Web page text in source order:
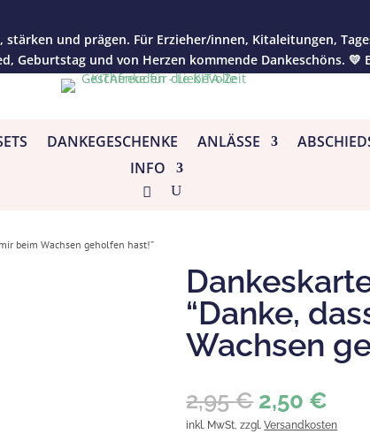
und prägen. Für Erzieher/innen, Kitaleitungen,
Geburtstag und von Herzen kommende Dankeschöns. 💛
DANKEGESCHENKE ANLÄSSE
INFO
beim Wachsen geholfen hast!”
“Danke,
Wachsen
2,95€
Preis
2,50 €
Preis
inkl. MwSt, zzgl.Versandkosten